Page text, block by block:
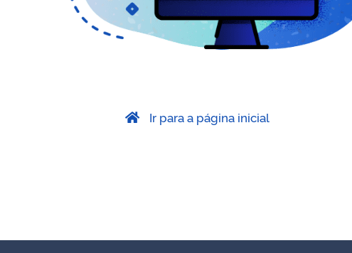
Ir para a página inicial